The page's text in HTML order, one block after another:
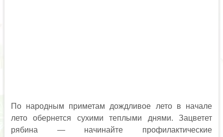
По народным приметам дождливое лето в начале
лето обернется сухими теплыми днями. Зацветет
рябина — начинайте профилактические